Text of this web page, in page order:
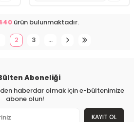
ürün bulunmaktadır.
2 3 …
Aboneliği
haberdar olmak için e-bültenimize
abone olun!
KAYIT OL